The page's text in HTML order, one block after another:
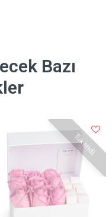
Bazı
Tükendi